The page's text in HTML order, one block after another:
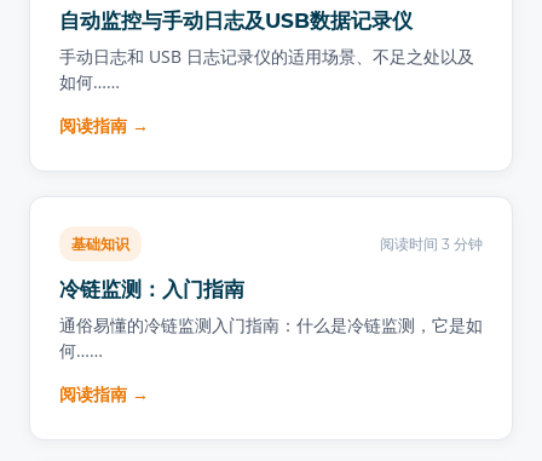
自动监控与手动日志及USB数据记录仪
手动日志和 USB 日志记录仪的适用场景、不足之处以及
如何……
阅读指南 →
基础知识 阅读时间 3 分钟
冷链监测：入门指南
通俗易懂的冷链监测入门指南：什么是冷链监测，它是如
何……
阅读指南 →